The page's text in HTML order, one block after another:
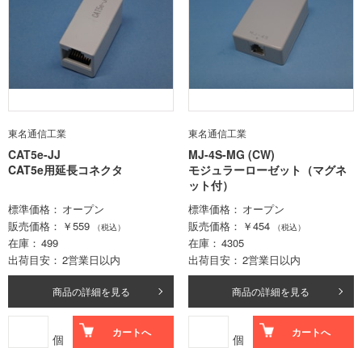
東名通信工業
CAT5e-JJ
CAT5e用延長コネクタ
標準価格
オープン
販売価格
￥559 （税込）
在庫
499
出荷目安
2営業日以内
商品の詳細を見る
個 カートへ
東名通信工業
MJ-4S-MG (CW)
モジュラーローゼット（マグネ
ット付）
標準価格
オープン
販売価格
￥454 （税込）
在庫
4305
出荷目安
2営業日以内
商品の詳細を見る
個 カートへ